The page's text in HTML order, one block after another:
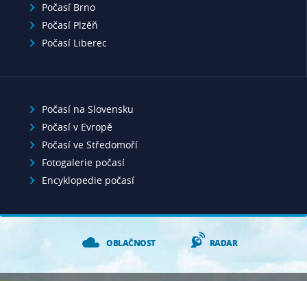
Počasí Brno
Počasí Plzěň
Počasí Liberec
Počasí na Slovensku
Počasí v Evropě
Počasí ve Středomoří
Fotogalerie počasí
Encyklopedie počasí
OBLAČNOST RADAR